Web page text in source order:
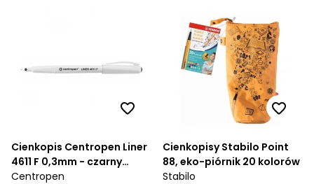
Cienkopis Centropen Liner
4611 F 0,3mm - czarny
(0000073)
Centropen
Cienkopisy Stabilo Point
88, eko-piórnik 20 kolorów
Stabilo